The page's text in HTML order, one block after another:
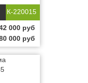
К-220015
000 руб
000 руб